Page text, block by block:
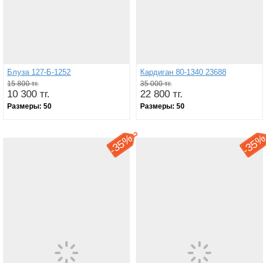
Блуза 127-Б-1252
15 800 тг.
10 300 тг.
Размеры: 50
Кардиган 80-1340 23688
35 000 тг.
22 800 тг.
Размеры: 50
-
35% -